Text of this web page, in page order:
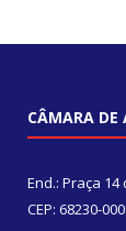
CÂMARA DE
End.: Praça 14
CEP: 68230-000